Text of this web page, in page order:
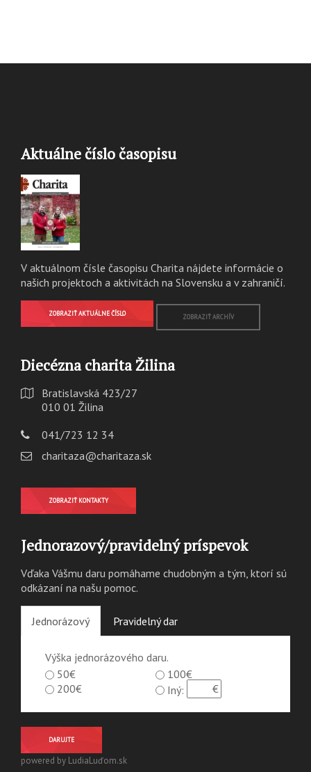
Aktuálne číslo časopisu
V aktuálnom čísle časopisu Charita nájdete informácie o
našich projektoch a aktivitách na Slovensku a v zahraničí.
ZOBRAZIŤ AKTUÁLNE ČÍSLO ZOBRAZIŤ ARCHÍV
Diecézna charita Žilina
Bratislavská 423/27
010 01 Žilina
041/723 12 34
charitaza@charitaza.sk
ZOBRAZIŤ KONTAKTY
Jednorazový/pravidelný príspevok
Vďaka Vášmu daru pomáhame chudobným a tým, ktorí sú
odkázaní na našu pomoc.
Jednorázový Pravidelný dar
Výška jednorázového daru.
50€
100€
200€
Iný:
DARUJTE
powered by LudiaLuďom.sk